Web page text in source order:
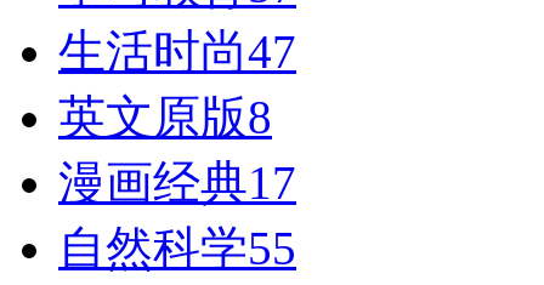
生活时尚47
英文原版8
漫画经典17
自然科学55